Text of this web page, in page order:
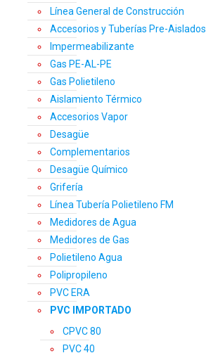
Línea General de Construcción
Accesorios y Tuberías Pre-Aislados
Impermeabilizante
Gas PE-AL-PE
Gas Polietileno
Aislamiento Térmico
Accesorios Vapor
Desagüe
Complementarios
Desagüe Químico
Grifería
Línea Tubería Polietileno FM
Medidores de Agua
Medidores de Gas
Polietileno Agua
Polipropileno
PVC ERA
PVC IMPORTADO
CPVC 80
PVC 40